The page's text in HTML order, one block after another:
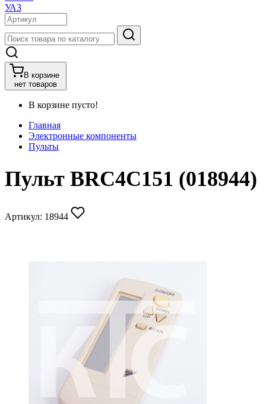
УАЗ
В корзине
нет товаров
В корзине пусто!
Главная
Электронные компоненты
Пульты
Пульт BRC4C151 (018944)
Артикул: 18944